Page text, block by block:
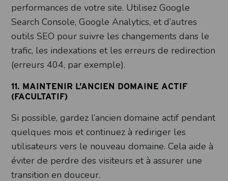
performances de votre site. Utilisez Google
Search Console, Google Analytics, et d’autres
outils SEO pour suivre les changements dans le
trafic, les indexations et les erreurs de redirection
(erreurs 404, par exemple).
11. MAINTENIR L’ANCIEN DOMAINE ACTIF
(FACULTATIF)
Si possible, gardez l’ancien domaine actif pendant
quelques mois et continuez à rediriger les
utilisateurs vers le nouveau domaine. Cela aide à
éviter de perdre des visiteurs et à assurer une
transition en douceur.